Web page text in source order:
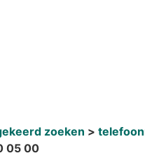
zoeken
05 00